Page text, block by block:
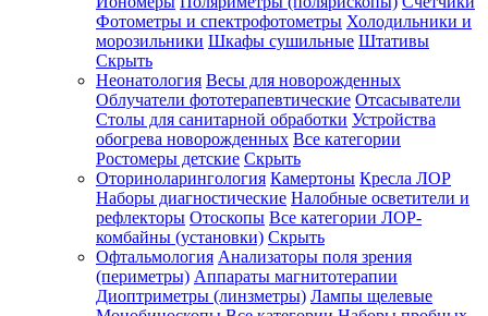
Личный
менеджер
Отслеживание
статуса
заказа
Фотометры и спектрофотометры Холодильники и
морозильники Шкафы сушильные Штативы
Скрыть
Неонатология Весы для новорожденных
Облучатели фототерапевтические Отсасыватели
Столы для санитарной обработки Устройства
обогрева новорожденных Все категории
Ростомеры детские Скрыть
Оториноларингология Камертоны Кресла ЛОР
Наборы диагностические Налобные осветители и
рефлекторы Отоскопы Все категории ЛОР-
комбайны (установки) Скрыть
Офтальмология Анализаторы поля зрения
(периметры) Аппараты магнитотерапии
Диоптриметры (линзметры) Лампы щелевые